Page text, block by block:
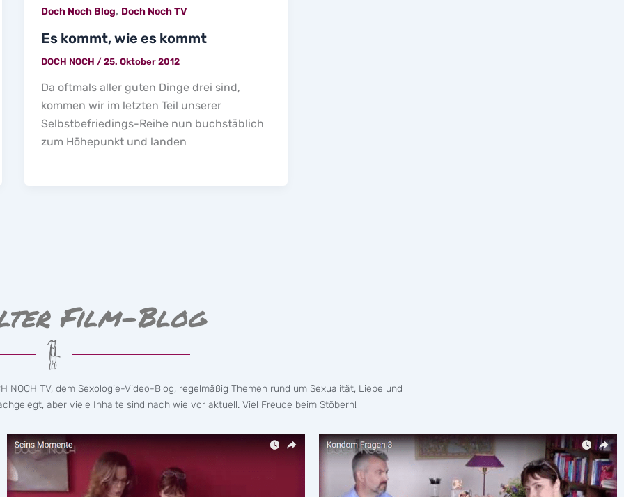
Doch Noch Blog, Doch Noch TV
Es kommt, wie es kommt
DOCH NOCH / 25. Oktober 2012
Da oftmals aller guten Dinge drei sind,
kommen wir im letzten Teil unserer
Selbstbefriedings-Reihe nun buchstäblich
zum Höhepunkt und landen
Film-Blog
TV, dem Sexologie-Video-Blog, regelmäßig Themen rund um Sexualität, Liebe und
aber viele Inhalte sind nach wie vor aktuell. Viel Freude beim Stöbern!